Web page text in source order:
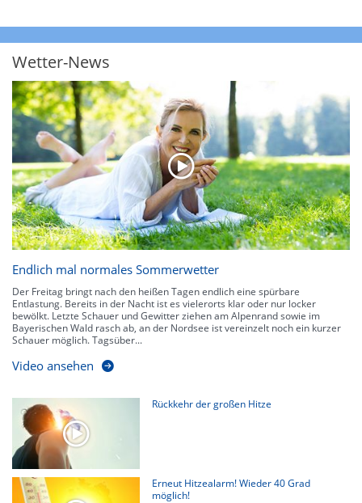
Wetter-News
Endlich mal normales Sommerwetter
Der Freitag bringt nach den heißen Tagen endlich eine spürbare
Entlastung. Bereits in der Nacht ist es vielerorts klar oder nur locker
bewölkt. Letzte Schauer und Gewitter ziehen am Alpenrand sowie im
Bayerischen Wald rasch ab, an der Nordsee ist vereinzelt noch ein kurzer
Schauer möglich. Tagsüber...
Video ansehen
Rückkehr der großen Hitze
Erneut Hitzealarm! Wieder 40 Grad
möglich!